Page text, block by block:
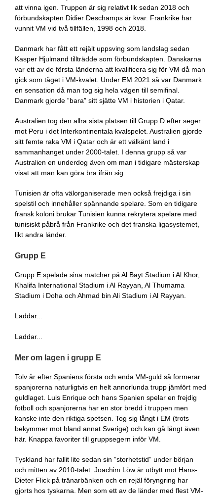
att vinna igen. Truppen är sig relativt lik sedan 2018 och
förbundskapten Didier Deschamps är kvar. Frankrike har
vunnit VM vid två tillfällen, 1998 och 2018.
Danmark har fått ett rejält uppsving som landslag sedan
Kasper Hjulmand tillträdde som förbundskapten. Danskarna
var ett av de första länderna att kvalificera sig för VM då man
gick som tåget i VM-kvalet. Under EM 2021 så var Danmark
en sensation då man tog sig hela vägen till semifinal.
Danmark gjorde ”bara” sitt sjätte VM i historien i Qatar.
Australien tog den allra sista platsen till Grupp D efter seger
mot Peru i det Interkontinentala kvalspelet. Australien gjorde
sitt femte raka VM i Qatar och är ett välkänt land i
sammanhanget under 2000-talet. I denna grupp så var
Australien en underdog även om man i tidigare mästerskap
visat att man kan göra bra ifrån sig.
Tunisien är ofta välorganiserade men också frejdiga i sin
spelstil och innehåller spännande spelare. Som en tidigare
fransk koloni brukar Tunisien kunna rekrytera spelare med
tunisiskt påbrå från Frankrike och det franska ligasystemet,
likt andra länder.
Grupp E
Grupp E spelade sina matcher på Al Bayt Stadium i Al Khor,
Khalifa International Stadium i Al Rayyan, Al Thumama
Stadium i Doha och Ahmad bin Ali Stadium i Al Rayyan.
Laddar...
Laddar...
Mer om lagen i grupp E
Tolv år efter Spaniens första och enda VM-guld så formerar
spanjorerna naturligtvis en helt annorlunda trupp jämfört med
guldlaget. Luis Enrique och hans Spanien spelar en frejdig
fotboll och spanjorerna har en stor bredd i truppen men
kanske inte den riktiga spetsen. Tog sig långt i EM (trots
bekymmer mot bland annat Sverige) och kan gå långt även
här. Knappa favoriter till gruppsegern inför VM.
Tyskland har fallit lite sedan sin ”storhetstid” under början
och mitten av 2010-talet. Joachim Löw är utbytt mot Hans-
Dieter Flick på tränarbänken och en rejäl föryngring har
gjorts hos tyskarna. Men som ett av de länder med flest VM-